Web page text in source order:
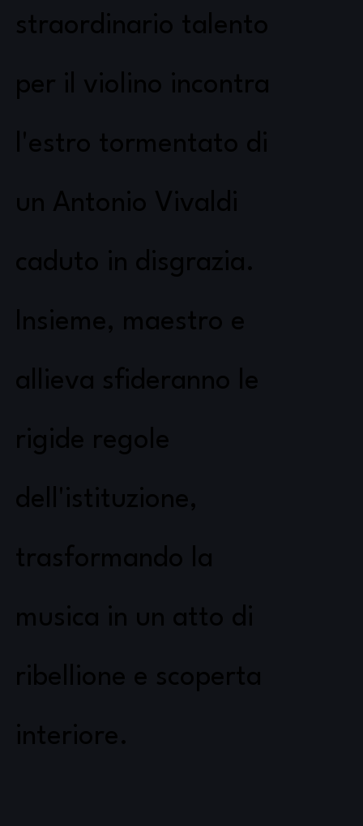
straordinario talento
per il violino incontra
l'estro tormentato di
un Antonio Vivaldi
caduto in disgrazia.
Insieme, maestro e
allieva sfideranno le
rigide regole
dell'istituzione,
trasformando la
musica in un atto di
ribellione e scoperta
interiore.